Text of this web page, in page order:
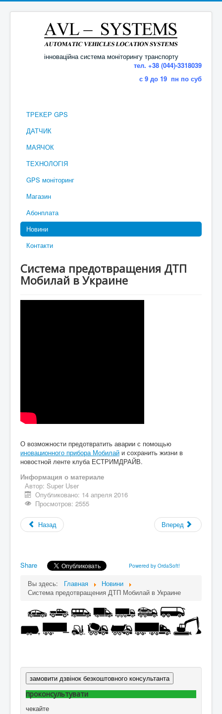
інноваційна система моніторингу транспорту
тел. +38 (044)-3318039
с 9 до 19 пн по суб
ТРЕКЕР GPS
ДАТЧИК
МАЯЧОК
ТЕХНОЛОГІЯ
GPS моніторинг
Магазин
Абонплата
Новини
Контакти
Система предотвращения ДТП
Мобилай в Украине
О возможности предотвратить аварии с помощью
иновационного прибора Мобилай и сохранить жизни в
новостной ленте клуба ЕСТРИМДРАЙВ.
Информация о материале
Автор: Super User
Опубликовано: 14 апреля 2016
Просмотров: 2555
Назад Вперед
Share Powered by OrdaSoft!
Вы здесь: Главная
Новини
Система предотвращения ДТП Мобилай в Украине
замовити дзвінок безкоштовного консультанта
проконсультувати
чекайте